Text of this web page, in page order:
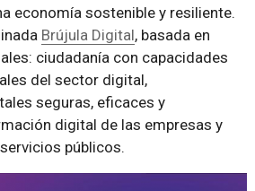
economía sostenible y resiliente.
Brújula Digital, basada en
ciudadanía con capacidades
del sector digital,
seguras, eficaces y
digital de las empresas y
públicos.